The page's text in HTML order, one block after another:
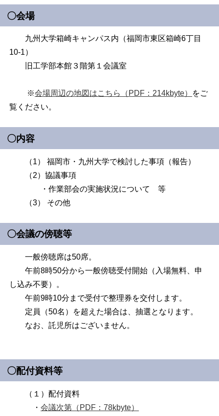
〇会場
九州大学箱崎キャンパス内（福岡市東区箱崎6丁目
10-1）
旧工学部本館３階第１会議室
※会場周辺の地図はこちら（PDF：214kbyte）
をご
覧ください。
〇内容
（1） 福岡市・九州大学で検討した事項（報告）
（2）協議事項
・作業部会の実施状況について 等
（3） その他
〇会議の傍聴等
一般傍聴席は50席。
午前8時50分から一般傍聴受付開始（入場無料、申
し込み不要）。
午前9時10分まで受付で整理券を交付します。
定員（50名）を超えた場合は、抽選となります。
なお、託児所はございません。
〇配付資料等
（１）配付資料
・会議次第（PDF：78kbyte）